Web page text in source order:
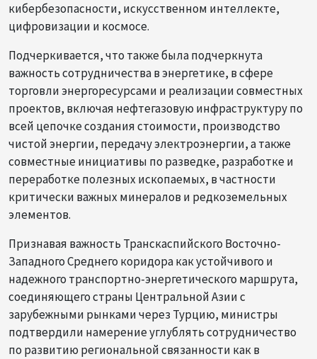
кибербезопасности, искусственном интеллекте,
цифровизации и космосе.
Подчеркивается, что также была подчеркнута
важность сотрудничества в энергетике, в сфере
торговли энергоресурсами и реализации совместных
проектов, включая нефтегазовую инфраструктуру по
всей цепочке создания стоимости, производство
чистой энергии, передачу электроэнергии, а также
совместные инициативы по разведке, разработке и
переработке полезных ископаемых, в частности
критически важных минералов и редкоземельных
элементов.
Признавая важность Транскаспийского Восточно-
Западного Среднего коридора как устойчивого и
надежного транспортно-энергетического маршрута,
соединяющего страны Центральной Азии с
зарубежными рынками через Турцию, министры
подтвердили намерение углублять сотрудничество
по развитию региональной связанности как в